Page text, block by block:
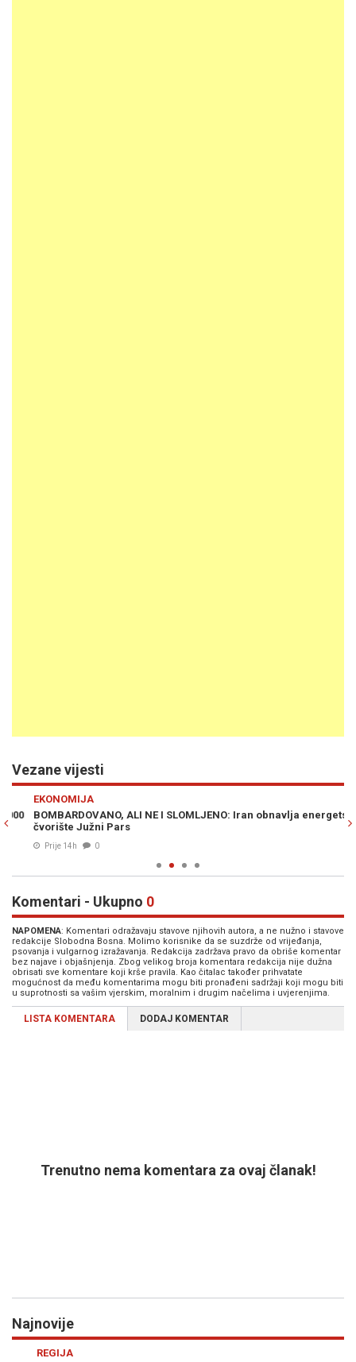
Vezane vijesti
EKONOMIJA
BOMBARDOVANO, ALI NE I SLOMLJENO: Iran obnavlja energetsko
čvorište Južni Pars
Prije 14h 0
Komentari - Ukupno 0
NAPOMENA: Komentari odražavaju stavove njihovih autora, a ne nužno i stavove
redakcije Slobodna Bosna. Molimo korisnike da se suzdrže od vrijeđanja,
psovanja i vulgarnog izražavanja. Redakcija zadržava pravo da obriše komentar
bez najave i objašnjenja. Zbog velikog broja komentara redakcija nije dužna
obrisati sve komentare koji krše pravila. Kao čitalac također prihvatate
mogućnost da među komentarima mogu biti pronađeni sadržaji koji mogu biti
u suprotnosti sa vašim vjerskim, moralnim i drugim načelima i uvjerenjima.
LISTA KOMENTARA DODAJ KOMENTAR
Trenutno nema komentara za ovaj članak!
Najnovije
REGIJA